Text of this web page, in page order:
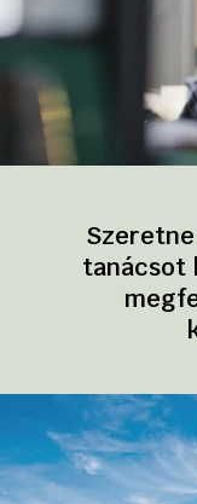
tanácsot